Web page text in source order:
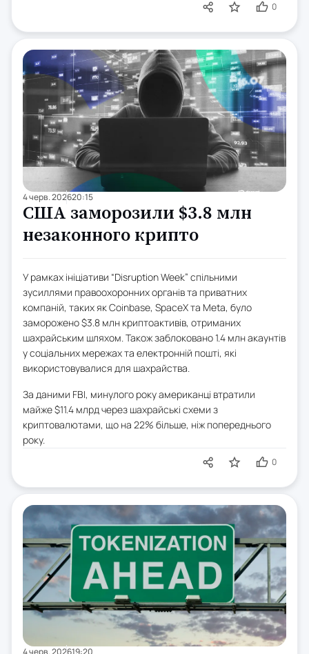
0
4 черв. 202620:15
США заморозили $3.8 млн
незаконного крипто
У рамках ініціативи “Disruption Week” спільними
зусиллями правоохоронних органів та приватних
компаній, таких як Coinbase, SpaceX та Meta, було
заморожено $3.8 млн криптоактивів, отриманих
шахрайським шляхом. Також заблоковано 1.4 млн акаунтів
у соціальних мережах та електронній пошті, які
використовувалися для шахрайства.
За даними FBI, минулого року американці втратили
майже $11.4 млрд через шахрайські схеми з
криптовалютами, що на 22% більше, ніж попереднього
року.
0